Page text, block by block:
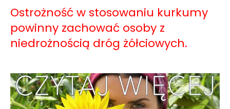
Ostrożność w stosowaniu kurkumy
powinny zachować osoby z
niedrożnością dróg żółciowych.